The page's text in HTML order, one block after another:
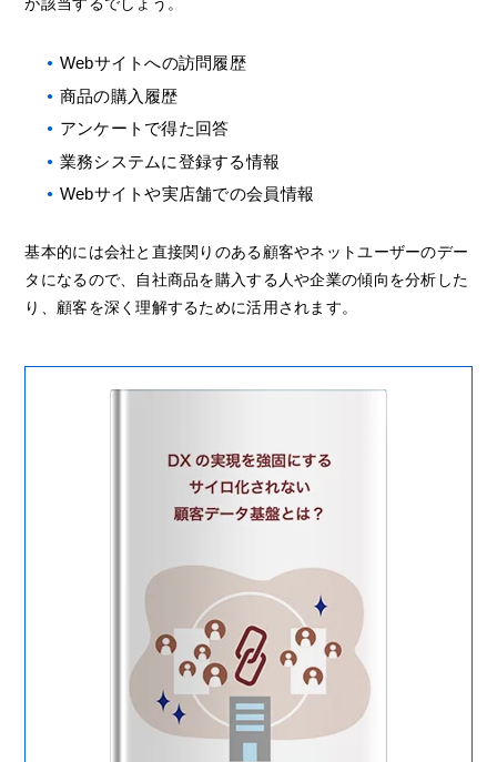
Webサイトへの訪問履歴
商品の購入履歴
アンケートで得た回答
業務システムに登録する情報
Webサイトや実店舗での会員情報
基本的には会社と直接関りのある顧客やネットユーザーのデー
タになるので、自社商品を購入する人や企業の傾向を分析した
り、顧客を深く理解するために活用されます。